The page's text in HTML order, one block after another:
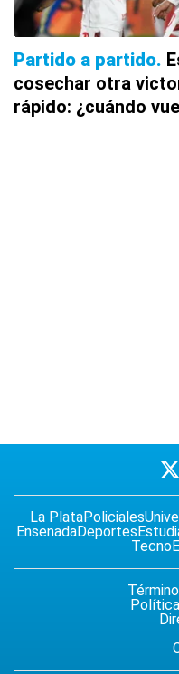
Partido a partido
cosechar otra
rápido: ¿cuándo
La PlataPoliciales
EnsenadaDeportes
Tecno